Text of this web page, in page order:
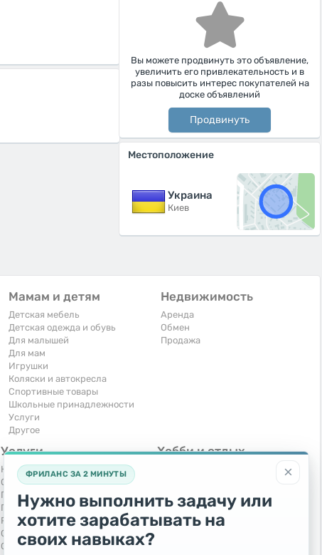
Вы можете продвинуть это объявление,
увеличить его привлекательность и в
разы повысить интерес покупателей на
доске объявлений
Продвинуть
Местоположение
Украина
Киев
Мамам и детям
Детская мебель
Детская одежда и обувь
Для малышей
Для мам
Игрушки
Коляски и автокресла
Спортивные товары
Школьные принадлежности
Услуги
Другое
Недвижимость
Аренда
Обмен
Продажа
Услуги
Компьютеры, интернет
Обучение и репетиторство
Перевозки и транспорт
Праздники и мероприятия
Ремонт и установка техники
Сиделки, горничные
Строительство и ремонт
Хобби и отдых
Спорт и отдых
Другое
×
ФРИЛАНС ЗА 2 МИНУТЫ
Нужно выполнить задачу или
хотите зарабатывать на
своих навыках?